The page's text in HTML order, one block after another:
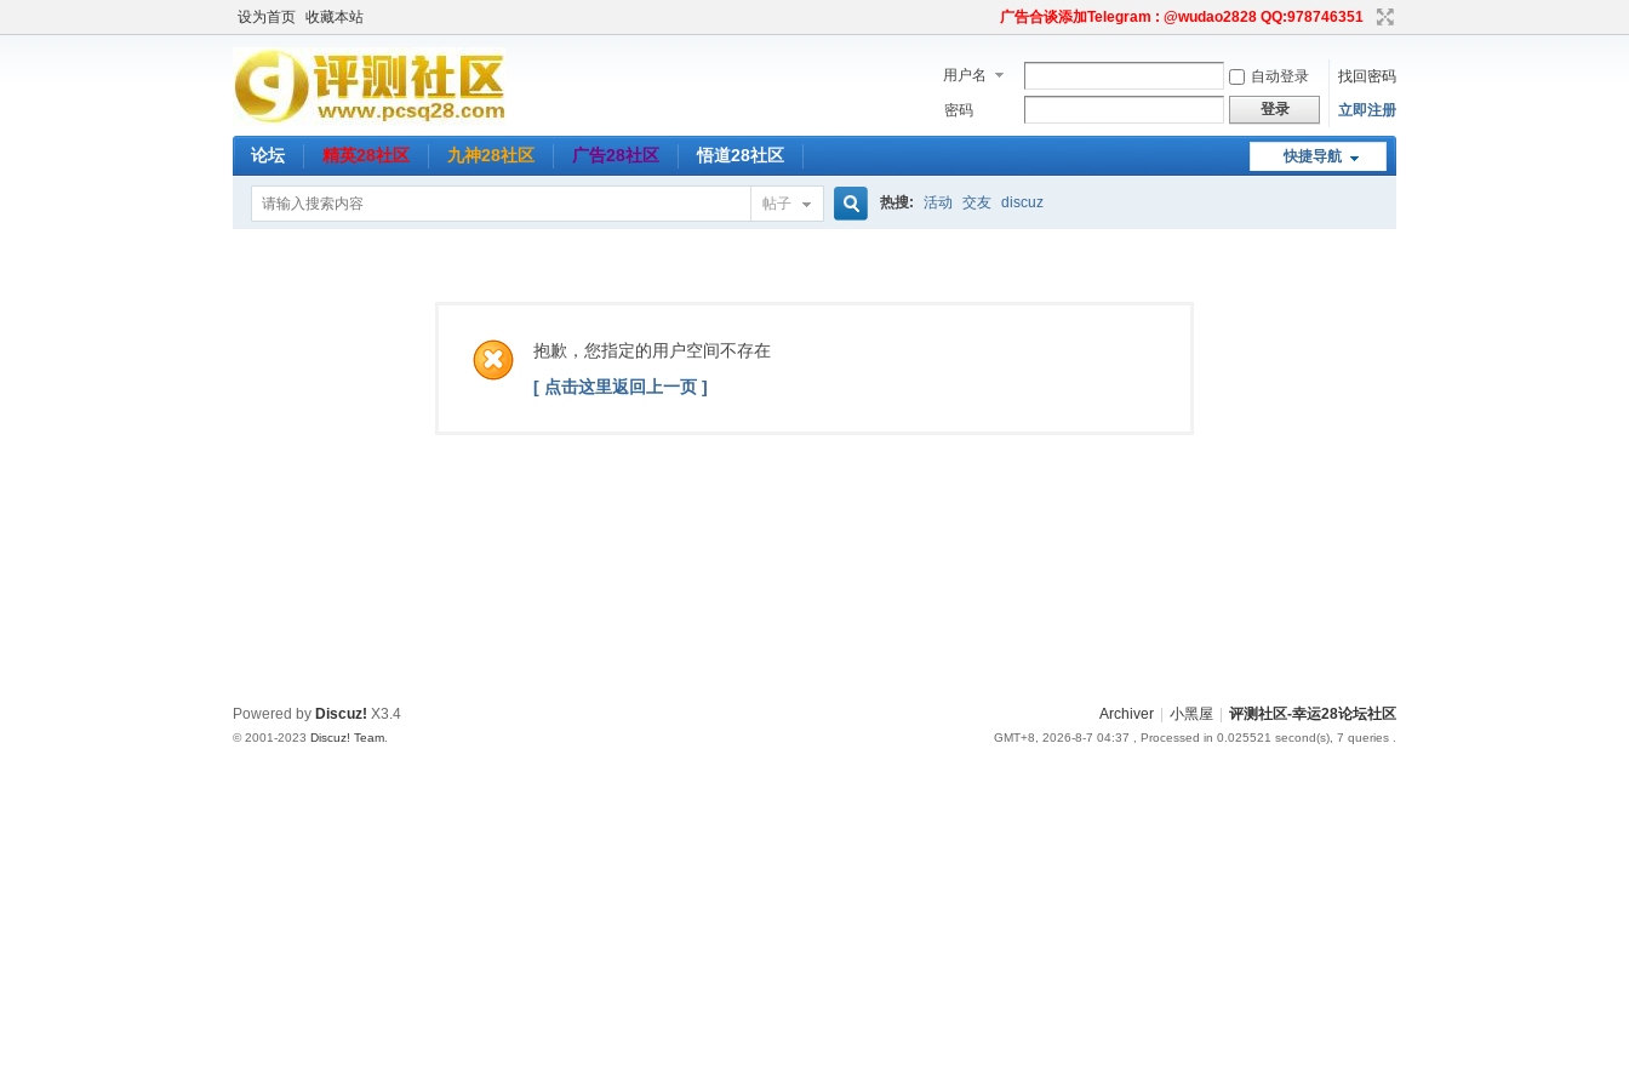
设为首页 收藏本站 广告合谈添加Telegram : @wudao2828 QQ:978746351
用户名 自动登录
找回密码
密码
登录 立即注册
快捷导航
论坛 精英28社区 九神28社区 广告28社区 悟道28社区
帖子 热搜: 活动 交友 discuz
抱歉，您指定的用户空间不存在
[ 点击这里返回上一页 ]
Archiver 小黑屋 评测社区-幸运28论坛社区
GMT+8, 2026-8-7 04:37 , Processed in 0.025521 second(s), 7 queries .
Powered by Discuz! X3.4
© 2001-2023 Discuz! Team